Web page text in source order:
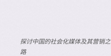
探讨中国的社会化媒体及其营销之
路